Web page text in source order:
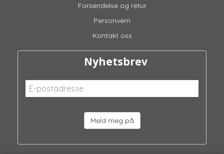
Forsendelse og retur
Personvern
Kontakt oss
Nyhetsbrev
Meld meg på